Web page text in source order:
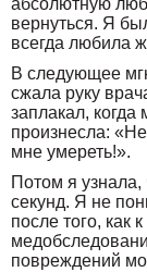
абсолютную
вернуться. Я
всегда любила
В следующее
сжала руку
заплакал,
произнесла:
мне умереть!».
Потом я
секунд. Я не
после того, как
повреждений